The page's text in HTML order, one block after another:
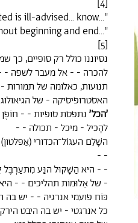
[4]
is ill-advised... know
beginning and end..."
[5]
נסיוננו כולל רק סופיים,
להכרה - - אל מעבר לשפה -
תנועות, כאלומה של
האסטרופיסיקה - של
׳הכל׳ נתפסת סופיות - -
להָכִיל - מיכל - תכולה - -
השָׁלֵם העגוֹל־הכדורי
- -
- - היא הַשָׁקוּל הנַּע מִתעַרְבֶּל
- של אֵלוּמוֹת תהליכים - -
כּוֹח פועמי אנרגיה - - יש בה
כל אנרגטי - יש בה היבט